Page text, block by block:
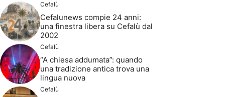
Cefalù
Cefalunews compie 24 anni:
una finestra libera su Cefalù dal
2002
Cefalù
“A chiesa addumata”: quando
una tradizione antica trova una
lingua nuova
Cefalù